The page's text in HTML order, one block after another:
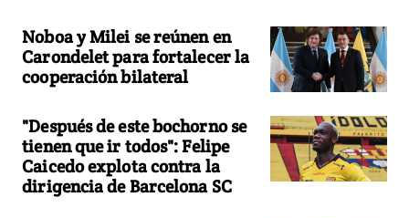
Noboa y Milei se reúnen en
Carondelet para fortalecer la
cooperación bilateral
"Después de este bochorno se
tienen que ir todos": Felipe
Caicedo explota contra la
dirigencia de Barcelona SC